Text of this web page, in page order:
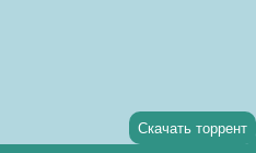
Скачать торрент